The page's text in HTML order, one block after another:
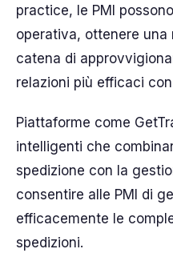
practice, le PMI
operativa, ottenere
catena di
relazioni più efficaci
Piattaforme come
intelligenti che
spedizione con la
consentire alle PMI di
efficacemente le
spedizioni.